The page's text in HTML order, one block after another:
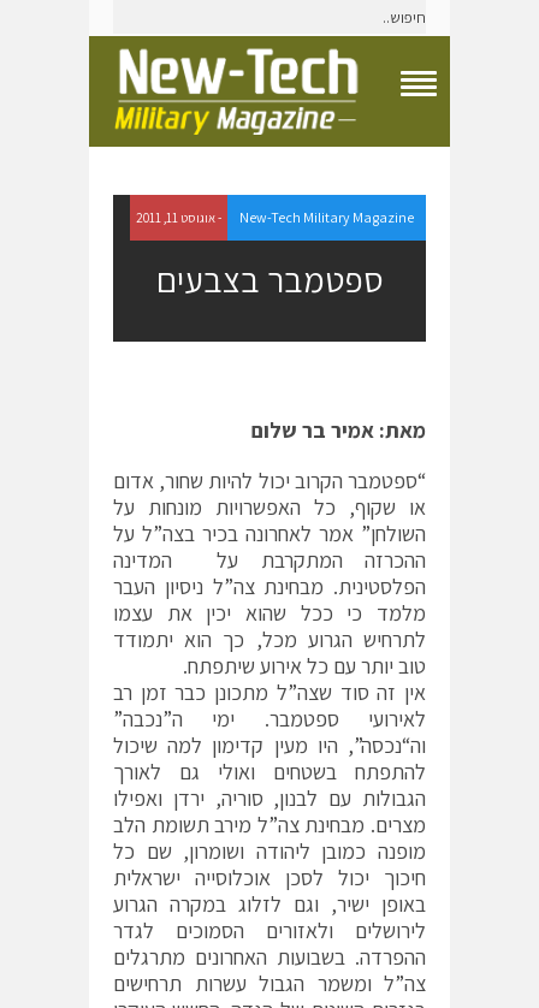
g
l
e
N
a
n
e
n
u
New-Tech Military Magazine - אוגוסט 11, 2011
ספטמבר בצבעים
מאת: אמיר בר שלום
“ספטמבר הקרוב יכול להיות שחור, אדום
או שקוף, כל האפשרויות מונחות על
השולחן” אמר לאחרונה בכיר בצה”ל על
ההכרזה המתקרבת על המדינה
הפלסטינית. מבחינת צה”ל ניסיון העבר
מלמד כי ככל שהוא יכין את עצמו
לתרחיש הגרוע מכל, כך הוא יתמודד
טוב יותר עם כל אירוע שיתפתח.
אין זה סוד שצה”ל מתכונן כבר זמן רב
לאירועי ספטמבר. ימי ה”נכבה”
וה“נכסה”, היו מעין קדימון למה שיכול
להתפתח בשטחים ואולי גם לאורך
הגבולות עם לבנון, סוריה, ירדן ואפילו
מצרים. מבחינת צה”ל מירב תשומת הלב
מופנה כמובן ליהודה ושומרון, שם כל
חיכוך יכול לסכן אוכלוסייה ישראלית
באופן ישיר, וגם לזלוג במקרה הגרוע
לירושלים ולאזורים הסמוכים לגדר
ההפרדה. בשבועות האחרונים מתרגלים
צה”ל ומשמר הגבול עשרות תרחישים